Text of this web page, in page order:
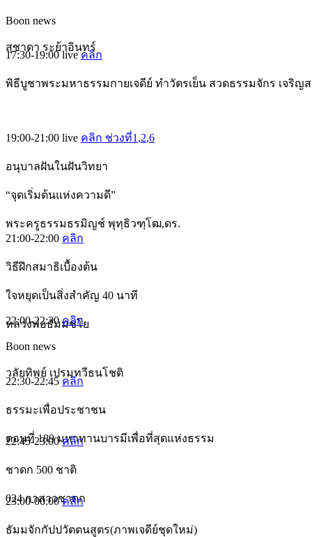
Boon news
สุชาดา ระย้าอินทร์
17:30-19:00live คลิก
พิธีบูชาพระมหาธรรมกายเจดีย์ ทำวัตรเย็น สวดธรรมจักร เจริญ
19:00-21:00 live คลิก ช่วงที่1 ,2,6
อนุบาลฝันในฝันวิทยา
“จุดเริ่มต้นแห่งความดี”
พระครูธรรมธรมิญช์ พุทฺธิวฑฺโฒ,ดร.
21:00-22:00 คลิก
วิธีฝึกสมาธิเบื้องต้น
ใจหยุดเป็นสิ่งสำคัญ 40 นาที
หลวงพ่อธัมมชโย
22:00-22:30คลิก
Boon news
วลัยทิพย์ เปรมทวีธนโชติ
22:30-22:45 คลิก
ธรรมะเพื่อประชาชน
ตอนที่ 189 มหาทานบารมีเพื่อที่สุดแห่งธรรม
22:45-23:00คลิก
ชาดก 500 ชาติ
024 กาสาวชาดก
23:00-00:00คลิก
ธัมมจักกัปปวัตตนสูตร(ภาพเจดีย์ชุดใหม่)